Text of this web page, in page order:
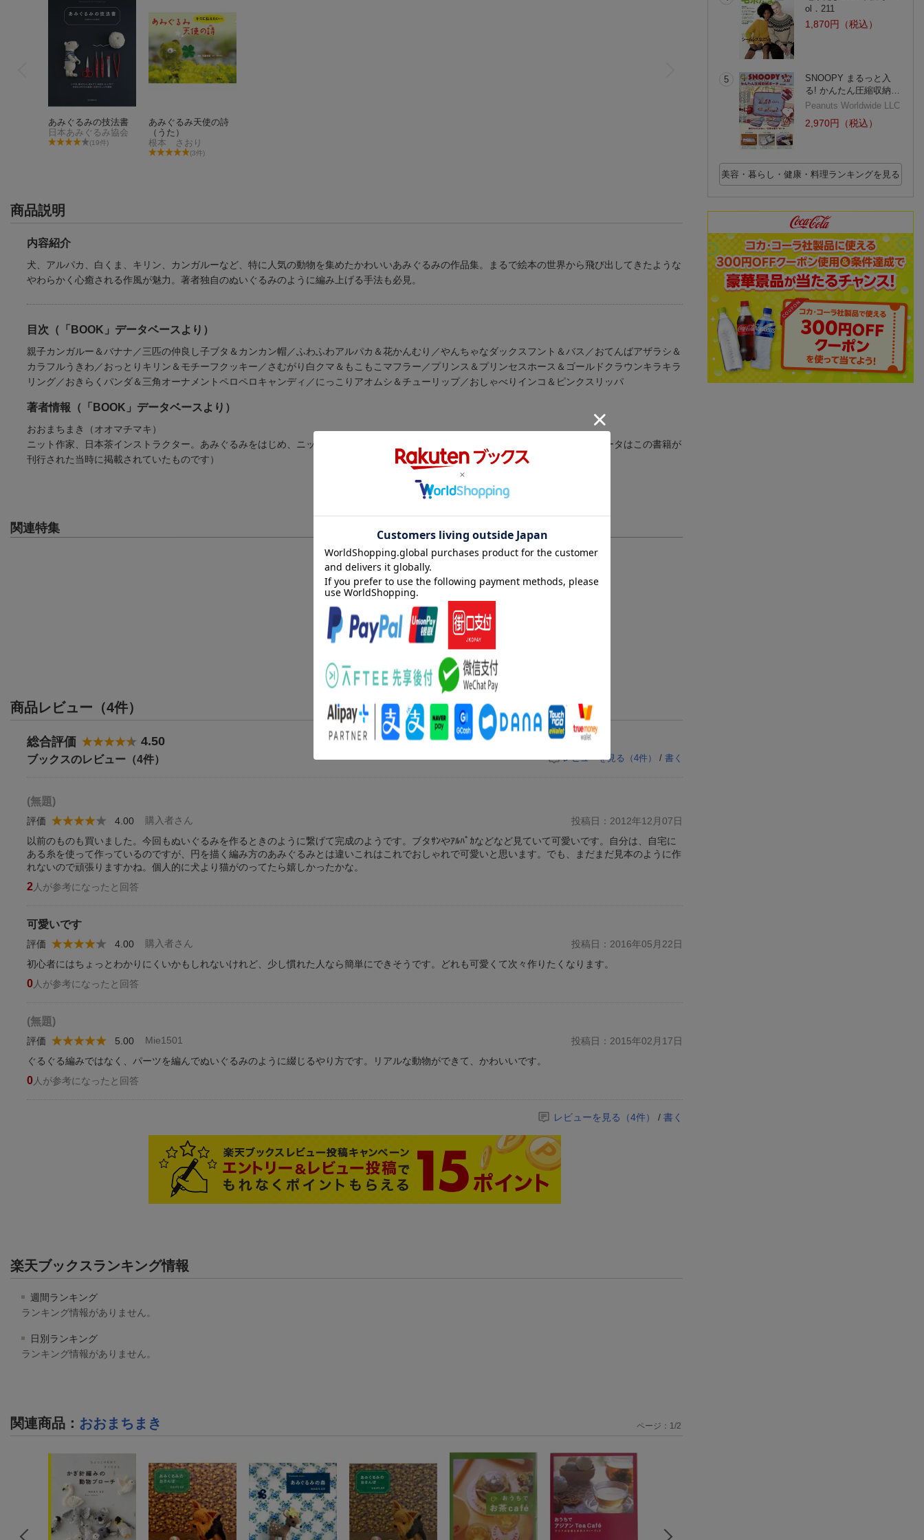
あみぐるみの技法書
日本あみぐるみ協会
(19件)
あみぐるみ天使の詩
（うた）
根本 さおり
(3件)
(3件)
商品説明
内容紹介
犬、アルパカ、白くま、キリン、カンガルーなど、特に人気の動物を集めたかわいいあみぐるみの作品集。まるで絵本の世界から飛び出してきたような
やわらかく心癒される作風が魅力。著者独自のぬいぐるみのように編み上げる手法も必見。
目次（「BOOK」データベースより）
親子カンガルー＆バナナ／三匹の仲良し子ブタ＆カンカン帽／ふわふわアルパカ＆花かんむり／やんちゃなダックスフント＆バス／おてんばアザラシ＆
カラフルうきわ／おっとりキリン＆モチーフクッキー／さむがり白クマ＆もこもこマフラー／プリンス＆プリンセスホース＆ゴールドクラウンキラキラ
リング／おきらくパンダ＆三角オーナメントペロペロキャンディ／にっこりアオムシ＆チューリップ／おしゃべりインコ＆ピンクスリッパ
著者情報（「BOOK」データベースより）
おおまちまき（オオマチマキ）
ニット作家、日本茶インストラクター。あみぐるみをはじめ、ニットのアクセサリーや雑貨類のプランニング＆制作を手がける（本データはこの書籍が
刊行された当時に掲載されていたものです）
関連特集
商品レビュー（4件）
総合評価 4.50
ブックスのレビュー（4件） レビューを見る（4件） / 書く
(無題)
購入者さん
評価 4.00
投稿日：2012年12月07日
以前のものも買いました。今回もぬいぐるみを作るときのように繋げて完成のようです。ブタｻﾝやｱﾙﾊﾟｶなどなど見ていて可愛いです。自分は、自宅に
ある糸を使って作っているのですが、円を描く編み方のあみぐるみとは違いこれはこれでおしゃれで可愛いと思います。でも、まだまだ見本のように作
れないので頑張りますかね。個人的に犬より猫がのってたら嬉しかったかな。
2 人が参考になったと回答
可愛いです
購入者さん
評価 4.00
投稿日：2016年05月22日
初心者にはちょっとわかりにくいかもしれないけれど、少し慣れた人なら簡単にできそうです。どれも可愛くて次々作りたくなります。
0 人が参考になったと回答
(無題)
Mie1501
評価 5.00
投稿日：2015年02月17日
ぐるぐる編みではなく、パーツを編んでぬいぐるみのように綴じるやり方です。リアルな動物ができて、かわいいです。
0 人が参考になったと回答
レビューを見る（4件） / 書く
楽天ブックスランキング情報
週間ランキング
ランキング情報がありません。
日別ランキング
ランキング情報がありません。
関連商品 ： おおまちまき ページ： 1/2
ol．211
1,870円（税込）
5
SNOOPY まるっと入
る! かんたん圧縮収納…
Peanuts Worldwide LLC
2,970円（税込）
美容・暮らし・健康・料理ランキングを見る